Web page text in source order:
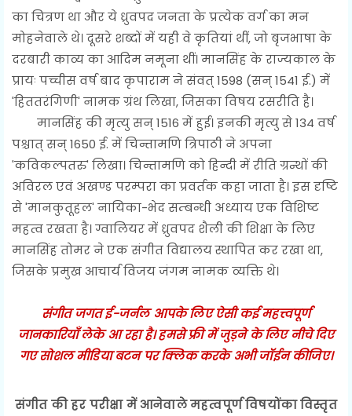
का चित्रण था और ये ध्रुवपद जनता के प्रत्येक वर्ग का मन
मोहनेवाले थे। दूसरे शब्दों में यही वे कृतियां थीं, जो बृजभाषा के
दरबारी काव्य का आदिम नमूना थीं। मानसिंह के राज्यकाल के
प्रायः पच्चीस वर्ष बाद कृपाराम ने संवत् 1598 (सन् 1541 ई.) में
'हिततरंगिणी' नामक ग्रंथ लिखा, जिसका विषय रसरीति है।
मानसिंह की मृत्यु सन् 1516 में हुई। इनकी मृत्यु से 134 वर्ष
पश्चात् सन् 1650 ई. में चिन्तामणि त्रिपाठी ने अपना
'कविकल्पतरु' लिखा। चिन्तामणि को हिन्दी में रीति ग्रन्थों की
अविरल एवं अखण्ड परम्परा का प्रवर्तक कहा जाता है। इस दृष्टि
से 'मानकुतूहल' नायिका-भेद सम्बन्धी अध्याय एक विशिष्ट
महत्व रखता है। ग्वालियर में ध्रुवपद शैली की शिक्षा के लिए
मानसिंह तोमर ने एक संगीत विद्यालय स्थापित कर रखा था,
जिसके प्रमुख आचार्य विजय जंगम नामक व्यक्ति थे।
संगीत जगत ई-जर्नल आपके लिए ऐसी कई महत्त्वपूर्ण
जानकारियाँ लेके आ रहा है। हमसे फ्री में जुड़ने के लिए नीचे दिए
गए सोशल मीडिया बटन पर क्लिक करके अभी जॉईन कीजिए।
संगीत की हर परीक्षा में आनेवाले महत्वपूर्ण विषयोंका विस्तृत